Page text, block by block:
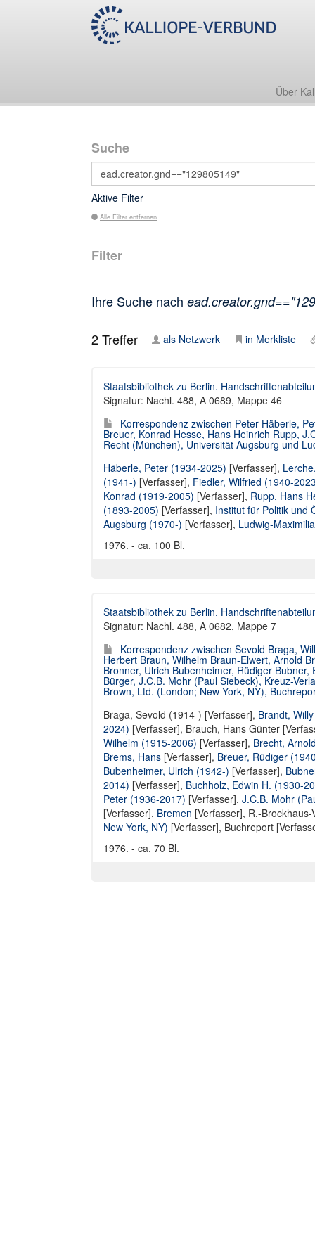
Über
Suche
Aktive Filter
Alle Filter entfernen
Filter
Ihre Suche nach
2Treffer als Netzwerk in Merkliste
Staatsbibliothek zu Berlin.
Signatur: Nachl. 488, A 0689, Mappe 46
Korrespondenz zwischen Peter Häberle,
Breuer, Konrad Hesse, Hans Heinrich Rupp,
Recht (München), Universität Augsburg und
Häberle, Peter (1934-2025) [Verfasser],
(1941-) [Verfasser], Fiedler, Wilfried (1940-
Konrad (1919-2005) [Verfasser], Rupp, Hans
(1893-2005) [Verfasser], Institut für Politik und
Augsburg (1970-) [Verfasser], Ludwig-
1976. - ca. 100 Bl.
Staatsbibliothek zu Berlin.
Signatur: Nachl. 488, A 0682, Mappe 7
Korrespondenz zwischen Sevold Braga,
Herbert Braun, Wilhelm Braun-Elwert, Arnold
Bronner, Ulrich Bubenheimer, Rüdiger
Bürger, J.C.B. Mohr (Paul Siebeck), Kreuz-
Brown, Ltd. (London; New York, NY),
Braga, Sevold (1914-) [Verfasser], Brandt,
2024) [Verfasser], Brauch, Hans Günter
Wilhelm (1915-2006) [Verfasser], Brecht,
Brems, Hans [Verfasser], Breuer, Rüdiger
Bubenheimer, Ulrich (1942-) [Verfasser],
2014) [Verfasser], Buchholz, Edwin H. (1930-
Peter (1936-2017) [Verfasser], J.C.B. Mohr
[Verfasser], Bremen [Verfasser], R.-
New York, NY) [Verfasser], Buchreport
1976. - ca. 70 Bl.